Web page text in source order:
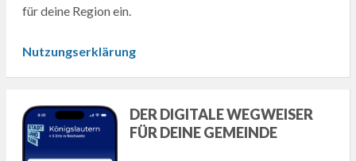
für deine Region ein.
Nutzungserklärung
DER DIGITALE WEGWEISER
FÜR DEINE GEMEINDE